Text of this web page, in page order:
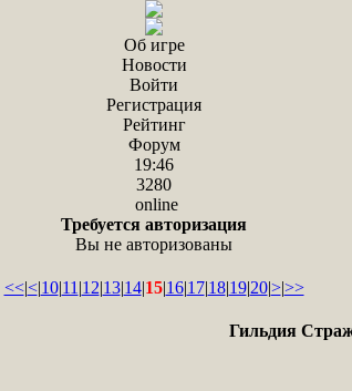
Об игре
Новости
Войти
Регистрация
Рейтинг
Форум
19:46
3280
online
Требуется авторизация
Вы не авторизованы
<<|<|10|11 |12|13|14|15|16|17|18|19|20|>|>>
Гильдия